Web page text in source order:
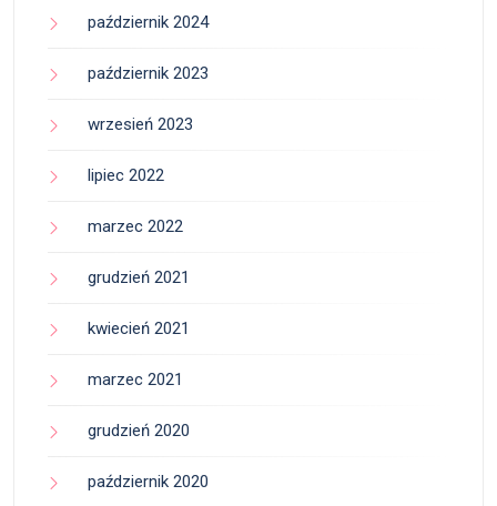
październik 2024
październik 2023
wrzesień 2023
lipiec 2022
marzec 2022
grudzień 2021
kwiecień 2021
marzec 2021
grudzień 2020
październik 2020